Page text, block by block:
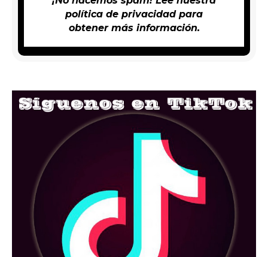
política de privacidadpara
obtener más información.